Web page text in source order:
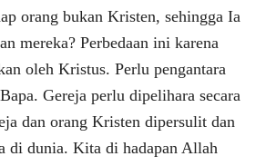
orang bukan Kristen, sehingga Ia
mereka? Perbedaan ini karena
oleh Kristus. Perlu pengantara
Gereja perlu dipelihara secara
dan orang Kristen dipersulit dan
di dunia. Kita di hadapan Allah